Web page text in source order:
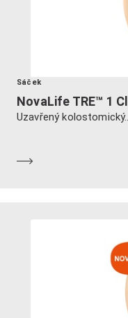
Sáček
NovaLife TRE™ 1
Uzavřený